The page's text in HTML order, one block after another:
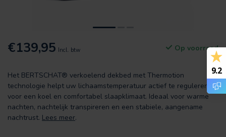
€139,95 Incl. btw Op voorraad
Het BERTSCHAT® verkoelend dekbed met Thermotion
technologie helpt uw lichaamstemperatuur actief te reguleren
voor een koel en comfortabel slaapklimaat. Ideaal voor warme
nachten, nachtelijk transpireren en een stabiele, aangename
nachtrust. Lees meer.
9.2